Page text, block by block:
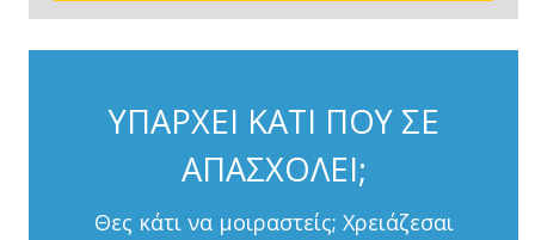
ΥΠΑΡΧΕΙ ΚΑΤΙ ΠΟΥ ΣΕ
ΑΠΑΣΧΟΛΕΙ;
Θες κάτι να μοιραστείς; Χρειάζεσαι